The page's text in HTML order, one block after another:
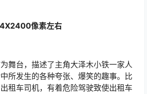
像素左右
舞台，描述了主角大泽木小铁一家人
所发生的各种夸张、爆笑的趣事。比
租车司机，有着危险驾驶致使出租车